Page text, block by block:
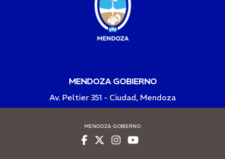
MENDOZA GOBIERNO
Av. Peltier 351 - Ciudad, Mendoza
MENDOZA GOBIERNO